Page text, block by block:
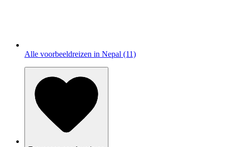
Alle voorbeeldreizen in Nepal (11)